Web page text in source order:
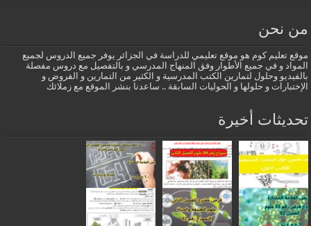
من نحن
موقع تعليم كوم هو موقع تعليمي للدراسة في الجزائر يوفر جميع الدروس لجميع
المواد و في جميع الأطوار وفق المنهاج المدرسي و بالتفصيل مع دروس مفصلة
بالفيديو وحلول لتمارين الكتب المدرسية و الكثير من التمارين و الفروض و
الإختبارات و حلولها و الحوليات السابقة .. ساعدنا بنشر الموقع مع زملائك
تحديثات أخيرة